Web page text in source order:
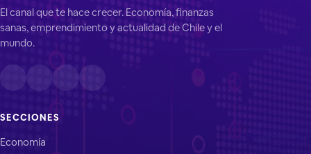
El canal que te hace crecer. Economía, finanzas
sanas, emprendimiento y actualidad de Chile y el
mundo.
SECCIONES
Economía